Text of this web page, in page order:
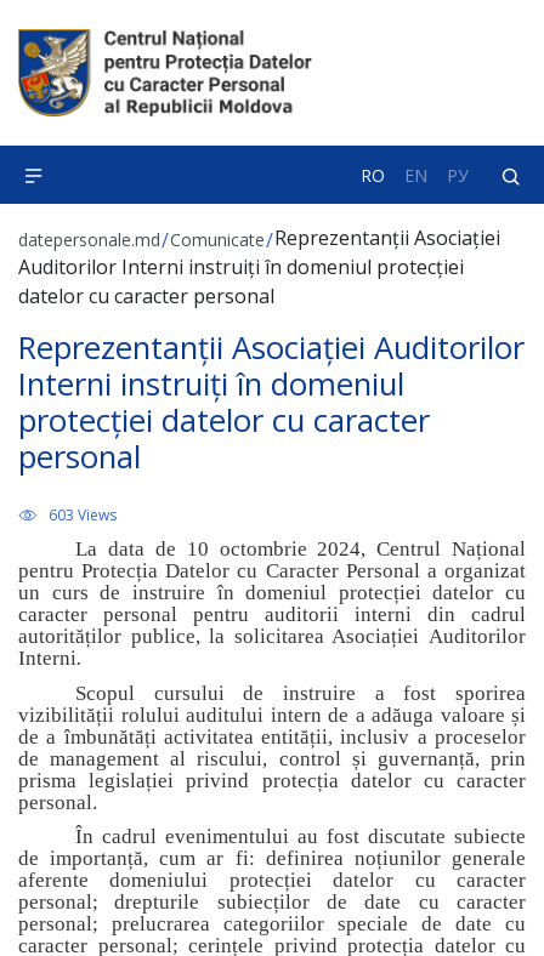
RO EN РУ
datepersonale.md/Comunicate/Reprezentanții Asociației
Auditorilor Interni instruiți în domeniul protecției
datelor cu caracter personal
Reprezentanții Asociației Auditorilor
Interni instruiți în domeniul
protecției datelor cu caracter
personal
603 Views
La data de 10 octombrie 2024, Centrul Național
pentru Protecția Datelor cu Caracter Personal a organizat
un curs de instruire în domeniul protecției datelor cu
caracter personal pentru auditorii interni din cadrul
autorităților publice, la solicitarea Asociației Auditorilor
Interni.
Scopul cursului de instruire a fost sporirea
vizibilității rolului auditului intern de a adăuga valoare și
de a îmbunătăți activitatea entității, inclusiv a proceselor
de management al riscului, control și guvernanță, prin
prisma legislației privind protecția datelor cu caracter
personal.
În cadrul evenimentului au fost discutate subiecte
de importanță, cum ar fi: definirea noțiunilor generale
aferente domeniului protecției datelor cu caracter
personal;
drepturile subiecților de date cu caracter
personal; prelucrarea categoriilor speciale de date cu
caracter personal; cerințele privind protecția datelor cu